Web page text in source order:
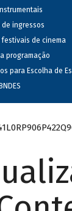
de ingressos
festivais de cinema
programação
para Escolha de